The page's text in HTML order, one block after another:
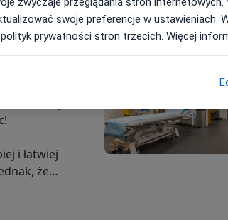
Specjaliści Adresy Opinie
dzień. Wybierz
i łatwiej
że
obawy.
swoje preferencje w ustawieniach.
prywatności stron trzecich. Więcej